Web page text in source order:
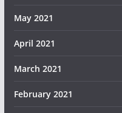
May 2021
April 2021
March 2021
February 2021